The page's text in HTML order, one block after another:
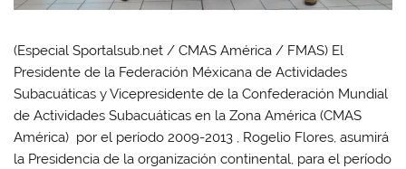
(Especial Sportalsub.net / CMAS América / FMAS) El
Presidente de la Federación Méxicana de Actividades
Subacuáticas y Vicepresidente de la Confederación Mundial
de Actividades Subacuáticas en la Zona América (CMAS
América) por el período 2009-2013 , Rogelio Flores, asumirá
la Presidencia de la organización continental, para el período